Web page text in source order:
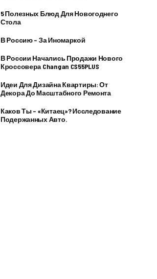
5 Полезных Блюд Для Новогоднего
Стола
В Россию – За Иномаркой
В России Начались Продажи Нового
Кроссовера Changan CS55PLUS
Идеи Для Дизайна Квартиры: От
Декора До Масштабного Ремонта
Каков Ты – «китаец»? Исследование
Подержанных Авто.